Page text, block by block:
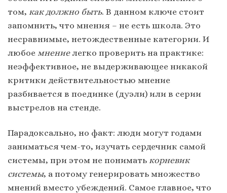
том, как должно быть. В данном ключе стоит
запомнить, что мнения – не есть школа. Это
несравнимые, нетождественные категории. И
любое мнениелегко проверить на практике:
неэффективное, не выдерживающее никакой
критики действительностью мнение
разбивается в поединке (дуэли) или в серии
выстрелов на стенде.
Парадоксально, но факт: люди могут годами
заниматься чем-то, изучать сердечник самой
системы, при этом не понимать корневик
системы, а потому генерировать множество
мнений вместо убеждений. Самое главное, что